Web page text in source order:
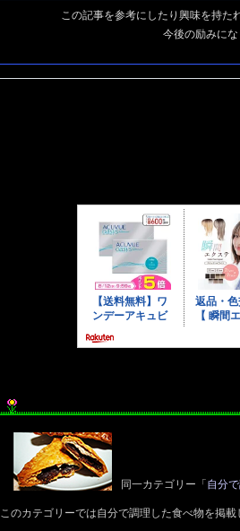
この記事を参考にしたり興味を持た
今後の励みに
同一カテゴリー「 自分
このカテゴリーでは自分で調理した食べ物を掲載